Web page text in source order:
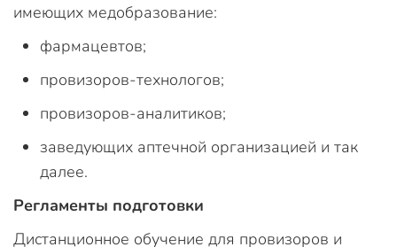
имеющих медобразование:
фармацевтов;
провизоров-технологов;
провизоров-аналитиков;
заведующих аптечной организацией и так
далее.
Регламенты подготовки
Дистанционное обучение для провизоров и